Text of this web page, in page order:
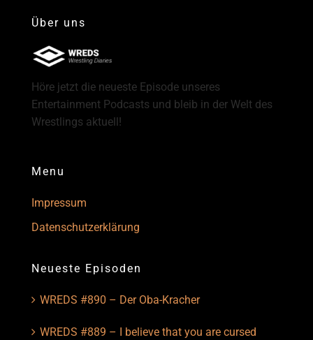
Über uns
Höre jetzt die neueste Episode unseres
Entertainment Podcasts und bleib in der Welt des
Wrestlings aktuell!
Menu
Impressum
Datenschutzerklärung
Neueste Episoden
WREDS #890 – Der Oba-Kracher
WREDS #889 – I believe that you are cursed